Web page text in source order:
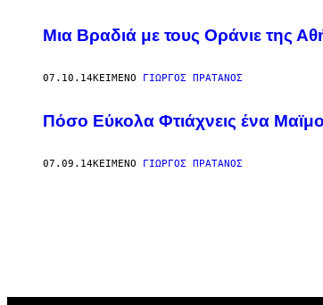
Μια Βραδιά με τους Οράνιε της
07.10.14ΚΕΊΜΕΝΟ ΓΙΩΡΓΟΣ ΠΡΑΤΑΝΟΣ
Πόσο Εύκολα Φτιάχνεις ένα
07.09.14ΚΕΊΜΕΝΟ ΓΙΩΡΓΟΣ ΠΡΑΤΑΝΟΣ